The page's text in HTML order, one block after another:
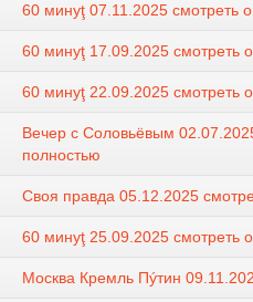
60 минуţ 07.11.2025 смотреть
60 минуţ 17.09.2025 смотреть
60 минуţ 22.09.2025 смотреть
Вечер с Соловьёвым
полностью
Своя правда 05.12.2025
60 минуţ 25.09.2025 смотреть
Москва Кремль Пýтин